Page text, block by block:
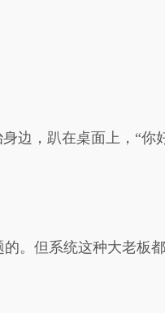
边，趴在桌面上，“你
。但系统这种大老板